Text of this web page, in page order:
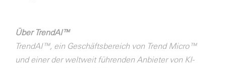
Über TrendAI™
TrendAI™, ein Geschäftsbereich von Trend Micro™
und einer der weltweit führenden Anbieter von KI-